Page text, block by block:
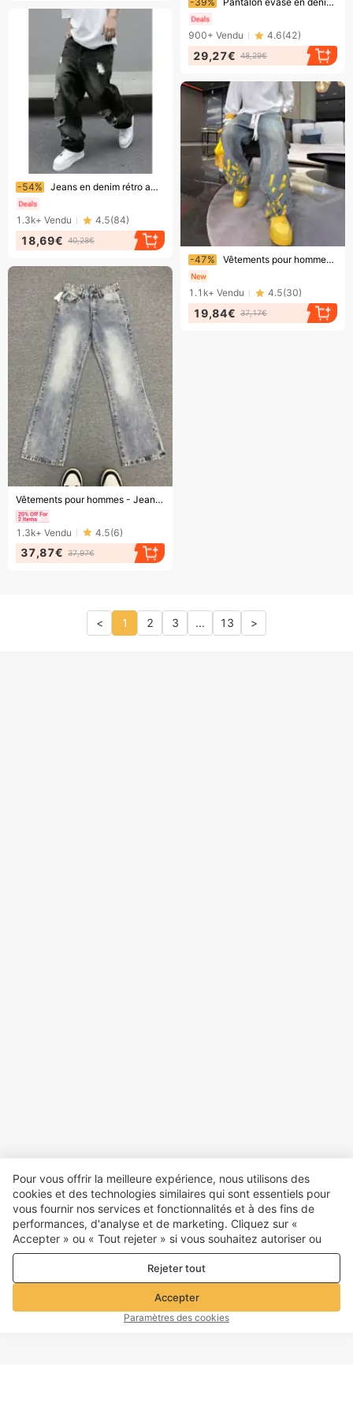
900+ Vendu 4.6(42)
29,27€ 48,29€
Bientôt la fin !
-54% Jeans en denim rétro américain pour hommes, coupe ample et décontractée, jambes droites et larges.
1.3k+ Vendu 4.5(84)
18,69€ 40,28€
Bientôt la fin !
-47% Vêtements pour hommes Jeans peints à la main Impression jet d'encre Mode All Match Délavé Délavé Pantalon droit
1.1k+ Vendu 4.5(30)
19,84€ 37,17€
Bientôt la fin ! Vêtements pour hommes - Jeans tendance streetwear rétro délavés noirs et gris avec patchs, style hip-hop, coupe slim élastique
1.3k+ Vendu 4.5(6)
37,87€ 37,97€
< 1 2 3 ... 13 >
Pour vous offrir la meilleure expérience, nous utilisons des
cookies et des technologies similaires qui sont essentiels pour
vous fournir nos services et fonctionnalités et à des fins de
performances, d'analyse et de marketing. Cliquez sur «
Accepter » ou « Tout rejeter » si vous souhaitez autoriser ou
refuser tout. cookies à des fins de performance, d’analyse et
de marketing. Pour plus de détails, consultez notre
confidentialité et de cookies
Rejeter tout
Accepter
Paramètres des cookies